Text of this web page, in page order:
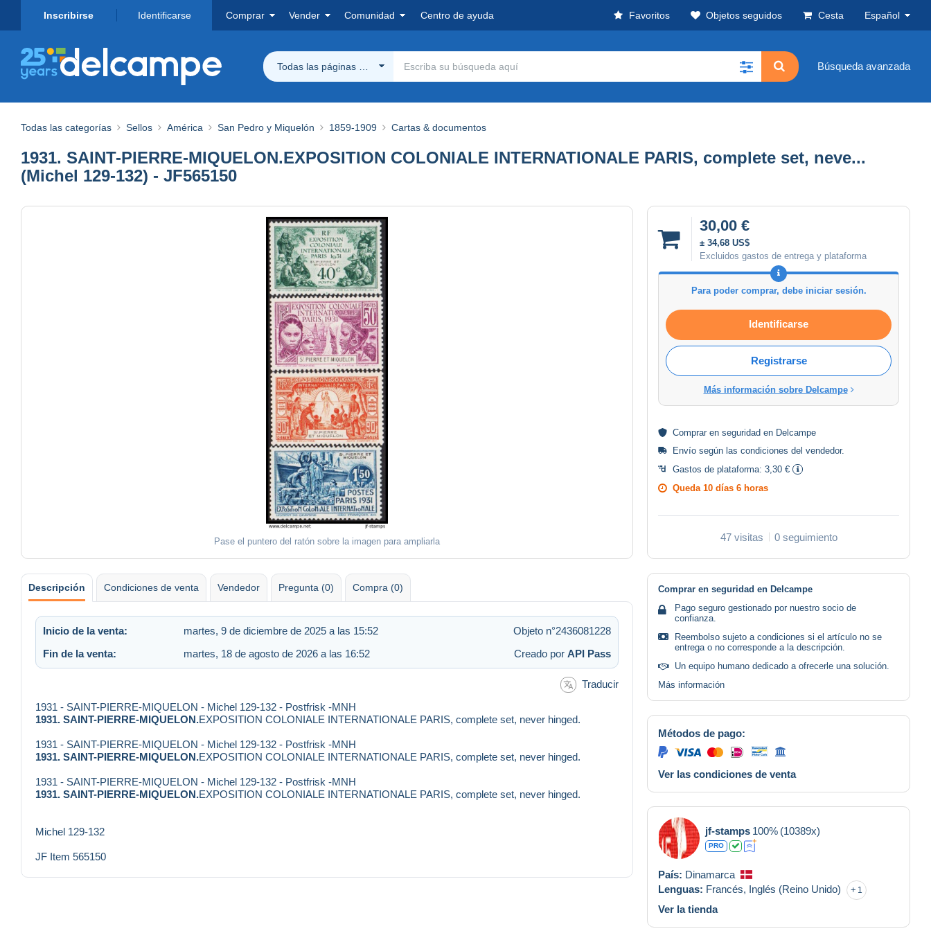
Inscribirse Identificarse Comprar Vender Comunidad Centro de ayuda Favoritos Objetos seguidos Cesta Español
Todas las páginas Delcampe Búsqueda avanzada
Todas las categorías Sellos América San Pedro y Miquelón 1859-1909 Cartas & documentos
1931. SAINT-PIERRE-MIQUELON.EXPOSITION COLONIALE INTERNATIONALE PARIS, complete set, neve...
(Michel 129-132) - JF565150
Pase el puntero del ratón sobre la imagen para ampliarla
30,00 €
± 34,68 US$
Excluidos gastos de entrega y plataforma
Para poder comprar, debe iniciar sesión.
Identificarse
Registrarse
Más información sobre Delcampe
Comprar en seguridad en Delcampe
Envío según las condiciones del vendedor.
Gastos de plataforma: 3,30 €
Queda 10 días 6 horas
47 visitas 0 seguimiento
Descripción Condiciones de venta Vendedor Pregunta (0) Compra (0)
Inicio de la venta: martes, 9 de diciembre de 2025 a las 15:52
Objeto n°2436081228
Fin de la venta:
martes, 18 de agosto de 2026 a las 16:52 Creado por API Pass
Traducir
1931 - SAINT-PIERRE-MIQUELON - Michel 129-132 - Postfrisk -MNH
1931. SAINT-PIERRE-MIQUELON.EXPOSITION COLONIALE INTERNATIONALE PARIS, complete set, never hinged.
1931 - SAINT-PIERRE-MIQUELON - Michel 129-132 - Postfrisk -MNH
1931. SAINT-PIERRE-MIQUELON.EXPOSITION COLONIALE INTERNATIONALE PARIS, complete set, never hinged.
1931 - SAINT-PIERRE-MIQUELON - Michel 129-132 - Postfrisk -MNH
1931. SAINT-PIERRE-MIQUELON.EXPOSITION COLONIALE INTERNATIONALE PARIS, complete set, never hinged.
Michel 129-132
JF Item 565150
Comprar en seguridad en Delcampe
Pago seguro gestionado por nuestro socio de
confianza.
Reembolso sujeto a condiciones si el artículo no se
entrega o no corresponde a la descripción.
Un equipo humano dedicado a ofrecerle una solución.
Más información
Métodos de pago:
Ver las condiciones de venta
jf-stamps 100% (10389x)
PRO
País: Dinamarca
Lenguas: Francés, Inglés (Reino Unido) 1
Ver la tienda